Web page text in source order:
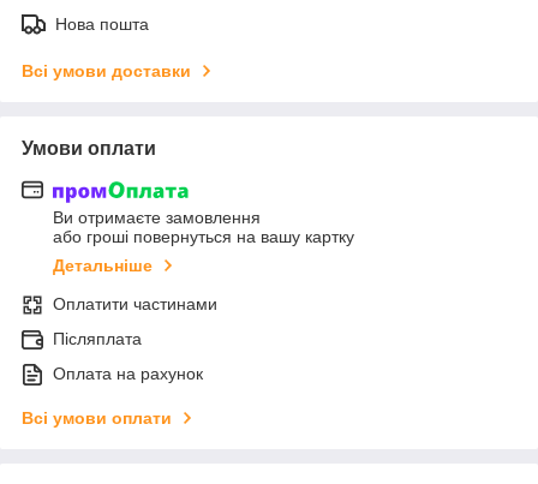
Нова пошта
Всі умови доставки
Умови оплати
Ви отримаєте замовлення
або гроші повернуться на вашу картку
Детальніше
Оплатити частинами
Післяплата
Оплата на рахунок
Всі умови оплати